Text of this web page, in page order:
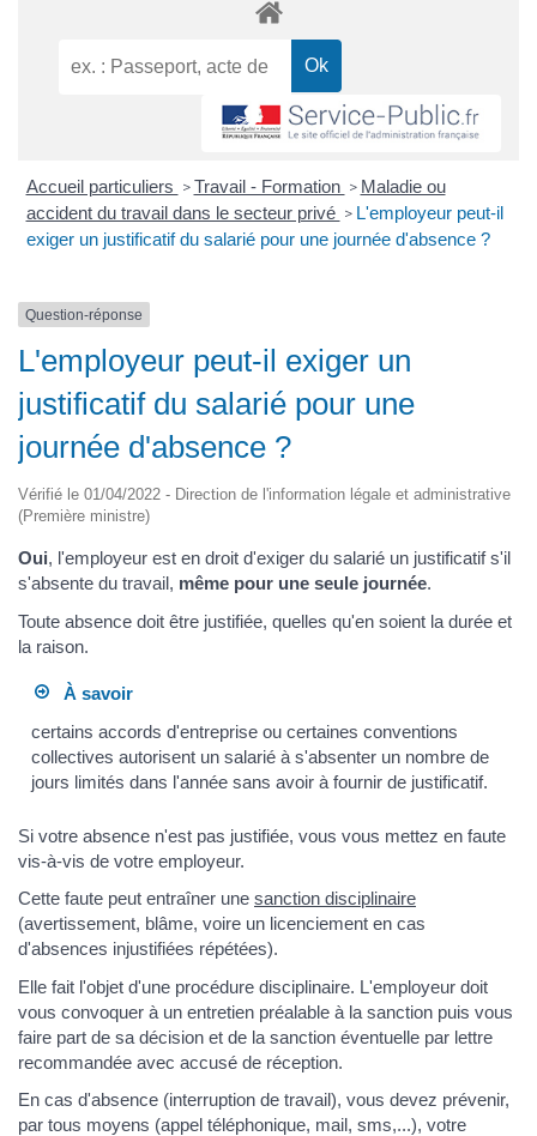
Accueil particuliers > Travail - Formation > Maladie ou
accident du travail dans le secteur privé > L'employeur peut-il
exiger un justificatif du salarié pour une journée d'absence ?
Question-réponse
L'employeur peut-il exiger un
justificatif du salarié pour une
journée d'absence ?
Vérifié le 01/04/2022 - Direction de l'information légale et administrative
(Première ministre)
Oui, l'employeur est en droit d'exiger du salarié un justificatif s'il
s'absente du travail, même pour une seule journée.
Toute absence doit être justifiée, quelles qu'en soient la durée et
la raison.
À savoir
certains accords d'entreprise ou certaines conventions
collectives autorisent un salarié à s'absenter un nombre de
jours limités dans l'année sans avoir à fournir de justificatif.
Si votre absence n'est pas justifiée, vous vous mettez en faute
vis-à-vis de votre employeur.
Cette faute peut entraîner une sanction disciplinaire
(avertissement, blâme, voire un licenciement en cas
d'absences injustifiées répétées).
Elle fait l'objet d'une procédure disciplinaire. L'employeur doit
vous convoquer à un entretien préalable à la sanction puis vous
faire part de sa décision et de la sanction éventuelle par lettre
recommandée avec accusé de réception.
En cas d'absence (interruption de travail), vous devez prévenir,
par tous moyens (appel téléphonique, mail, sms,...), votre